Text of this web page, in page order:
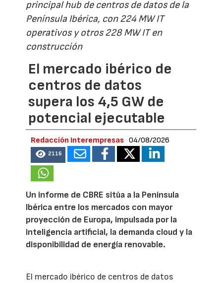
principal hub de centros de datos de la
Península Ibérica, con 224 MW IT
operativos y otros 228 MW IT en
construcción
El mercado ibérico de
centros de datos
supera los 4,5 GW de
potencial ejecutable
Redacción Interempresas 04/08/2026
2116
Un informe de CBRE sitúa a la Península
Ibérica entre los mercados con mayor
proyección de Europa, impulsada por la
inteligencia artificial, la demanda cloud y la
disponibilidad de energía renovable.
El mercado ibérico de centros de datos